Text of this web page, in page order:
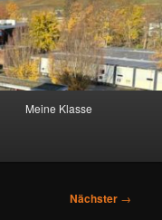
Meine Klasse
Nächster →